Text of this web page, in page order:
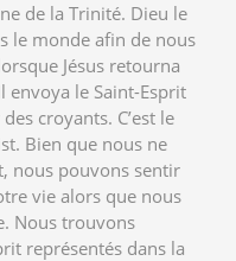
de la Trinité. Dieu le
le monde afin de nous
Jésus retourna
envoya le Saint-Esprit
croyants. C’est le
Bien que nous ne
nous pouvons sentir
vie alors que nous
Nous trouvons
représentés dans la